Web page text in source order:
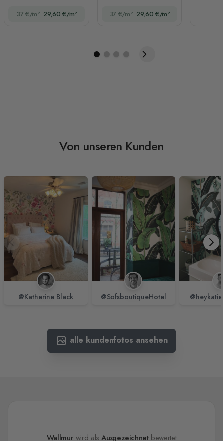
37 €/m² 29,60 €/m² 37 €/m² 29,60 €/m²
Von unseren Kunden
@Katherine Black @SofsboutiqueHotel
alle kundenfotos ansehen
Wallmur wird alsAusgezeichnetbewertet